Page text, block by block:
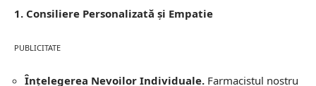
1. Consiliere Personalizată și Empatie
PUBLICITATE
Înțelegerea Nevoilor Individuale. Farmacistul nostru